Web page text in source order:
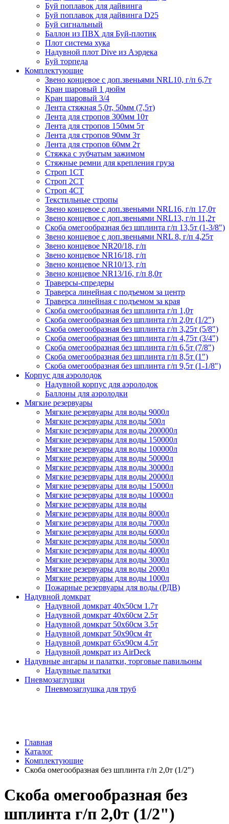
Буй поплавок для дайвинга
Буй поплавок для дайвинга D25
Буй сигнальный
Баллон из ПВХ для Буй-плотик
Плот система хука
Надувной плот Dive из Аэрдека
Буй торпеда
Комплектующие
Звено концевое с доп.звеньями NRL10, г/п 6,7т
Кран шаровый 1 дюйм
Кран шаровый 3/4
Лента стяжная 5,0т, 50мм (7,5т)
Лента для стропов 300мм 10т
Лента для стропов 150мм 5т
Лента для стропов 90мм 3т
Лента для стропов 60мм 2т
Стяжка с зубчатым зажимом
Стяжные ремни для крепления груза
Строп 1СТ
Строп 2СТ
Строп 4СТ
Текстильные стропы
Звено концевое с доп.звеньями NRL16, г/п 17,0т
Звено концевое с доп.звеньями NRL13, г/п 11,2т
Скоба омегообразная без шплинта г/п 13,5т (1-3/8")
Звено концевое с доп.звеньями NRL 8, г/п 4,25т
Звено концевое NR20/18, г/п
Звено концевое NR16/18, г/п
Звено концевое NR10/13, г/п
Звено концевое NR13/16, г/п 8,0т
Траверсы-спредеры
Траверса линейная с подъемом за центр
Траверса линейная с подъемом за края
Скоба омегообразная без шплинта г/п 1,0т
Скоба омегообразная без шплинта г/п 2,0т (1/2")
Скоба омегообразная без шплинта г/п 3,25т (5/8")
Скоба омегообразная без шплинта г/п 4,75т (3/4")
Скоба омегообразная без шплинта г/п 6,5т (7/8")
Скоба омегообразная без шплинта г/п 8,5т (1")
Скоба омегообразная без шплинта г/п 9,5т (1-1/8")
Корпус для аэролодок
Надувной корпус для аэролодок
Баллоны для аэролодки
Мягкие резервуары
Мягкие резервуары для воды 9000л
Мягкие резервуары для воды 500л
Мягкие резервуары для воды 200000л
Мягкие резервуары для воды 150000л
Мягкие резервуары для воды 100000л
Мягкие резервуары для воды 50000л
Мягкие резервуары для воды 30000л
Мягкие резервуары для воды 20000л
Мягкие резервуары для воды 15000л
Мягкие резервуары для воды 10000л
Мягкие резервуары для воды
Мягкие резервуары для воды 8000л
Мягкие резервуары для воды 7000л
Мягкие резервуары для воды 6000л
Мягкие резервуары для воды 5000л
Мягкие резервуары для воды 4000л
Мягкие резервуары для воды 3000л
Мягкие резервуары для воды 2000л
Мягкие резервуары для воды 1000л
Пожарные резервуары для воды (РДВ)
Надувной домкрат
Надувной домкрат 40х50см 1.7т
Надувной домкрат 40х60см 2.5т
Надувной домкрат 50х60см 3.5т
Надувной домкрат 50х90см 4т
Надувной домкрат 65х90см 4.5т
Надувной домкрат из AirDeck
Надувные ангары и палатки, торговые павильоны
Надувные палатки
Пневмозаглушки
Пневмозаглушка для труб
Главная
Каталог
Комплектующие
Скоба омегообразная без шплинта г/п 2,0т (1/2")
Скоба омегообразная без
шплинта г/п 2,0т (1/2")